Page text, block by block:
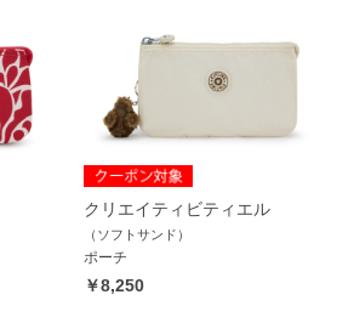
クリエイティビティエル
（ソフトサンド）
ポーチ
￥8,250